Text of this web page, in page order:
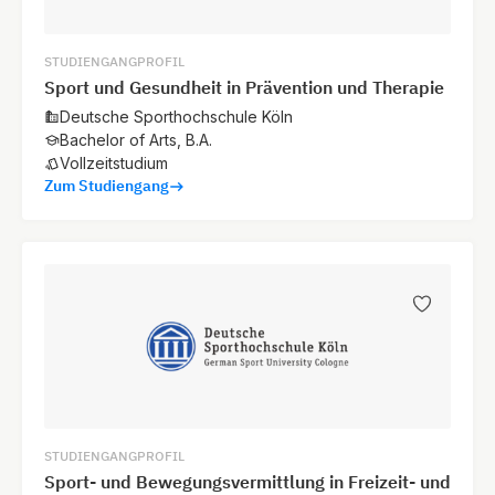
STUDIENGANGPROFIL
Sport und Gesundheit in Prävention und Therapie
Deutsche Sporthochschule Köln
Bachelor of Arts, B.A.
Vollzeitstudium
Zum Studiengang
STUDIENGANGPROFIL
Sport- und Bewegungsvermittlung in Freizeit- und